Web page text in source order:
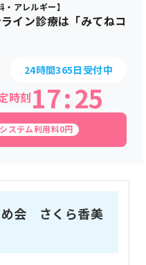
・アレルギー】
イン診療は「みてねコ
24時間365日受付中
時刻17:25
システム利用料0円
会 さくら香美